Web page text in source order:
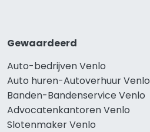
Gewaardeerd
Auto-bedrijven Venlo
Auto huren-Autoverhuur Venlo
Banden-Bandenservice Venlo
Advocatenkantoren Venlo
Slotenmaker Venlo